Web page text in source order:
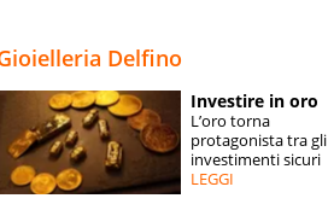
SPECIALI
ESPERTI
Delfino
Investire in oro
L’oro torna
protagonista tra gli
investimenti sicuri
LEGGI